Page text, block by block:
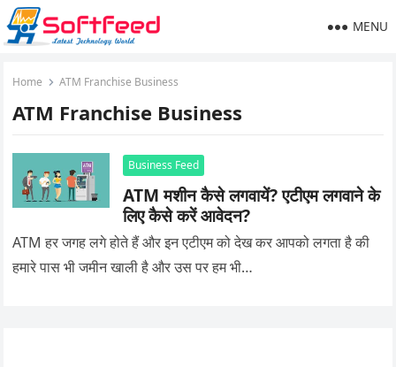
MENU
Home ATM Franchise Business
ATM Franchise Business
Business Feed
ATM मशीन कैसे लगवायें? एटीएम लगवाने के
लिए कैसे करें आवेदन?
ATM हर जगह लगे होते हैं और इन एटीएम को देख कर आपको लगता है की
हमारे पास भी जमीन खाली है और उस पर हम भी…